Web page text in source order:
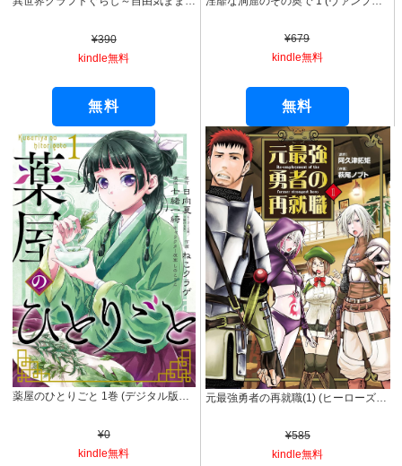
¥390
kindle無料
無料
¥679
kindle無料
無料
薬屋のひとりごと 1巻 (デジタル版ビッグガンガンコミックス)
¥0
kindle無料
¥585
kindle無料